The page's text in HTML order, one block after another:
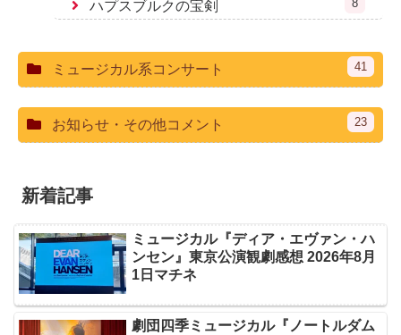
ハプスブルクの宝剣 8
ミュージカル系コンサート 41
お知らせ・その他コメント 23
新着記事
ミュージカル『ディア・エヴァン・ハ
ンセン』東京公演観劇感想 2026年8月
1日マチネ
劇団四季ミュージカル『ノートルダム